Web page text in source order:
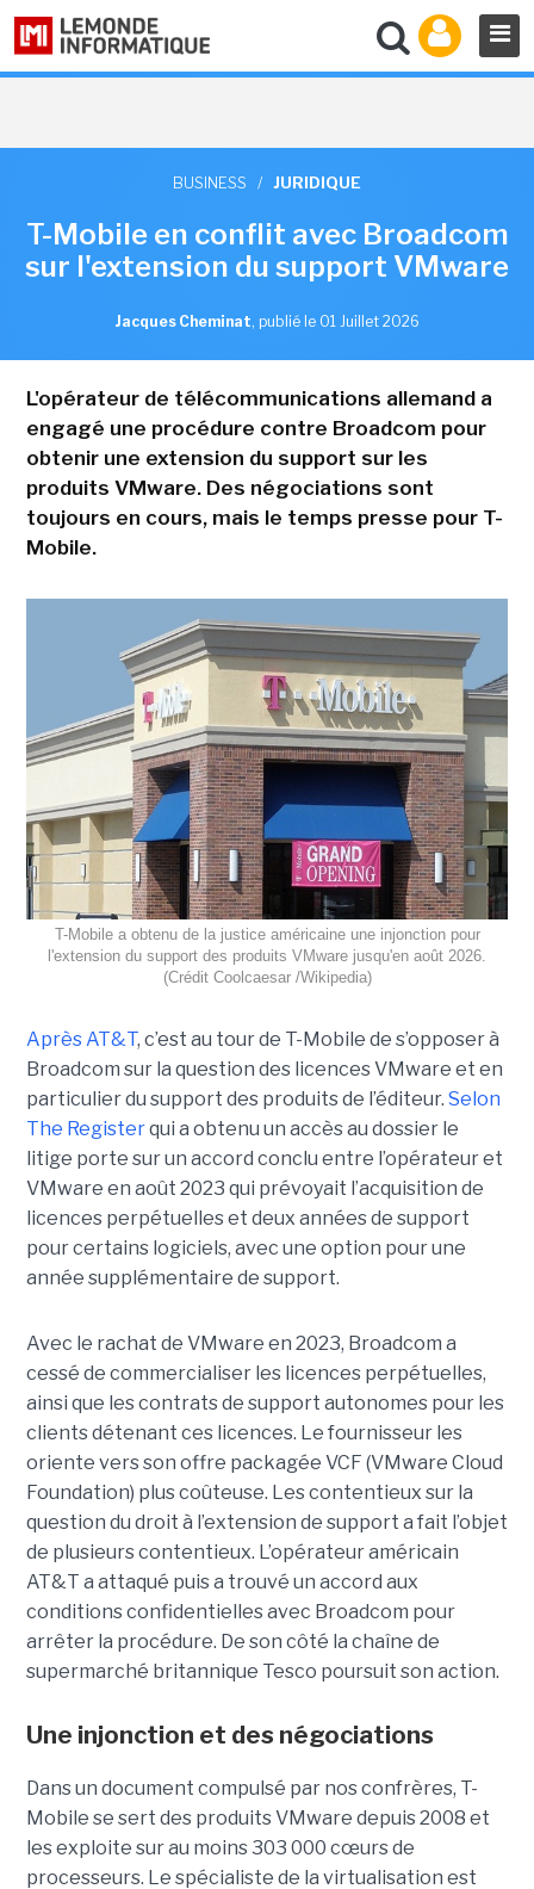
BUSINESS / JURIDIQUE
T-Mobile en conflit avec Broadcom
sur l'extension du support VMware
Jacques Cheminat, publié le 01 Juillet 2026
L'opérateur de télécommunications allemand a
engagé une procédure contre Broadcom pour
obtenir une extension du support sur les
produits VMware. Des négociations sont
toujours en cours, mais le temps presse pour T-
Mobile.
T-Mobile a obtenu de la justice américaine une injonction pour
l'extension du support des produits VMware jusqu'en août 2026.
(Crédit Coolcaesar /Wikipedia)
Après AT&T, c’est au tour de T-Mobile de s’opposer à
Broadcom sur la question des licences VMware et en
particulier du support des produits de l’éditeur. Selon
The Registerqui a obtenu un accès au dossier le
litige porte sur un accord conclu entre l’opérateur et
VMware en août 2023 qui prévoyait l’acquisition de
licences perpétuelles et deux années de support
pour certains logiciels, avec une option pour une
année supplémentaire de support.
Avec le rachat de VMware en 2023, Broadcom a
cessé de commercialiser les licences perpétuelles,
ainsi que les contrats de support autonomes pour les
clients détenant ces licences. Le fournisseur les
oriente vers son offre packagée VCF (VMware Cloud
Foundation) plus coûteuse. Les contentieux sur la
question du droit à l’extension de support a fait l’objet
de plusieurs contentieux. L’opérateur américain
AT&T a attaqué puis a trouvé un accord aux
conditions confidentielles avec Broadcom pour
arrêter la procédure. De son côté la chaîne de
supermarché britannique Tesco poursuit son action.
Une injonction et des négociations
Dans un document compulsé par nos confrères, T-
Mobile se sert des produits VMware depuis 2008 et
les exploite sur au moins 303 000 cœurs de
processeurs. Le spécialiste de la virtualisation est